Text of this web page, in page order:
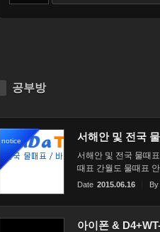
공부방
notice 서해안 및 전국
서해안 및 전국 물때
때표 간월도 물때표
Date 2015.06.16 By
아이폰 &